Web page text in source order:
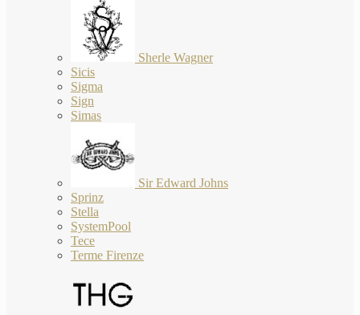
Sherle Wagner
Sicis
Sigma
Sign
Simas
Sir Edward Johns
Sprinz
Stella
SystemPool
Tece
Terme Firenze